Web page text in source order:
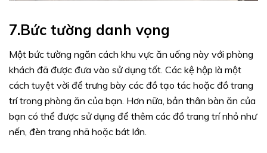
7.Bức tường danh vọng
Một bức tường ngăn cách khu vực ăn uống này với phòng
khách đã được đưa vào sử dụng tốt. Các kệ hộp là một
cách tuyệt vời để trưng bày các đồ tạo tác hoặc đồ trang
trí trong phòng ăn của bạn. Hơn nữa, bản thân bàn ăn của
bạn có thể được sử dụng để thêm các đồ trang trí nhỏ như
nến, đèn trang nhã hoặc bát lớn.